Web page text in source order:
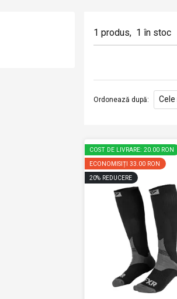
1 produs, 1 în stoc
Ordonează după:
COST DE LIVRARE: 20.00 RON
ECONOMISIȚI 33.00 RON
20% REDUCERE